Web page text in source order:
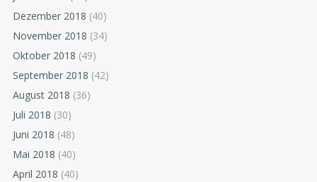
Dezember 2018 (40)
November 2018 (34)
Oktober 2018 (49)
September 2018 (42)
August 2018 (36)
Juli 2018 (30)
Juni 2018 (48)
Mai 2018 (40)
April 2018 (40)